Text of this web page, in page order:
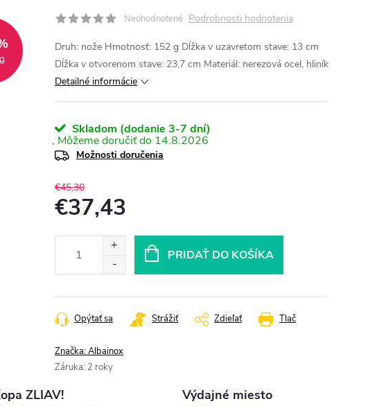
Neohodnotené Podrobnosti hodnotenia
Druh: nože Hmotnosť: 152 g Dĺžka v uzavretom stave: 13 cm
Dĺžka v otvorenom stave: 23,7 cm Materiál: nerezová ocel, hliník
Detailné informácie
Skladom (dodanie 3-7 dní)
14.8.2026
Možnosti doručenia
€45,30
€37,43
PRIDAŤ DO KOŠÍKA
Tlač
Opýtať sa Strážiť Zdieľať
Značka:Albainox
Záruka: 2 roky
ZLIAV! Výdajné miesto